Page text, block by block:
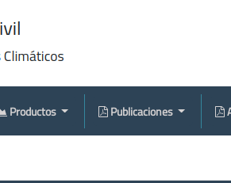
Productos Publicaciones